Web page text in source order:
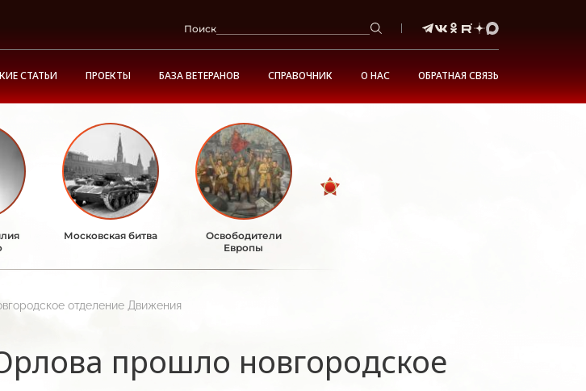
Поиск
СТАТЬИ ПРОЕКТЫ БАЗА ВЕТЕРАНОВ СПРАВОЧНИК О НАС ОБРАТНАЯ СВЯЗЬ
Московская битва
Освободители
Европы
отделение Движения
прошло новгородское